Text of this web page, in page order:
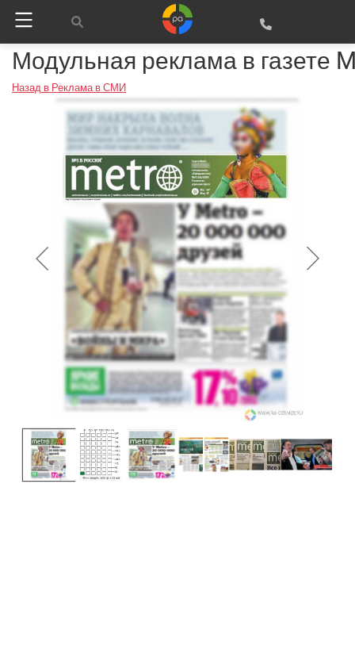
Модульная реклама в газете
Назад в Реклама в СМИ